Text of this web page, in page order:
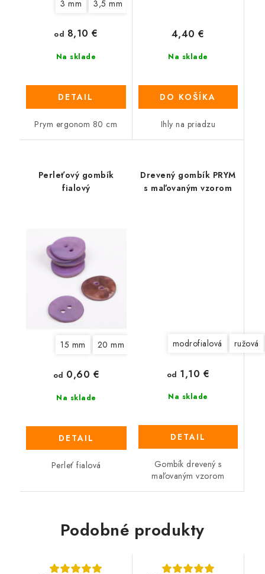
3 mm 3,5 mm
Na sklade
od 8,10 €
DETAIL
Prym ergonom 80 cm
Na sklade
4,40 €
DO KOŠÍKA
Ihly na priadzu
Perleťový gombík
fialový
15 mm 20 mm
Na sklade
od 0,60 €
DETAIL
Perleť fialová
Drevený gombík PRYM
s maľovaným vzorom
modrofialová ružová
Na sklade
od 1,10 €
DETAIL
Gombík drevený s
maľovaným vzorom
Podobné produkty